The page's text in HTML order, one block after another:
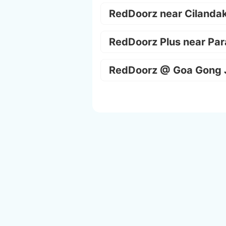
RedDoorz near
RedDoorz Plus near
RedDoorz @ Goa